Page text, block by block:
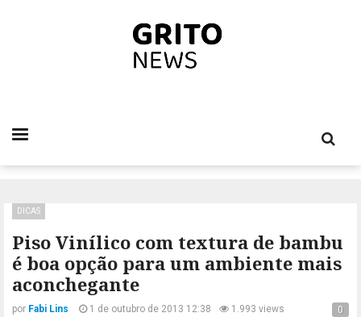
Piso Vinílico com textura de bambu
é boa opção para um ambiente mais
aconchegante
DICAS
por Fabi Lins 1 de outubro de 2013 12:38 1.993 views 0